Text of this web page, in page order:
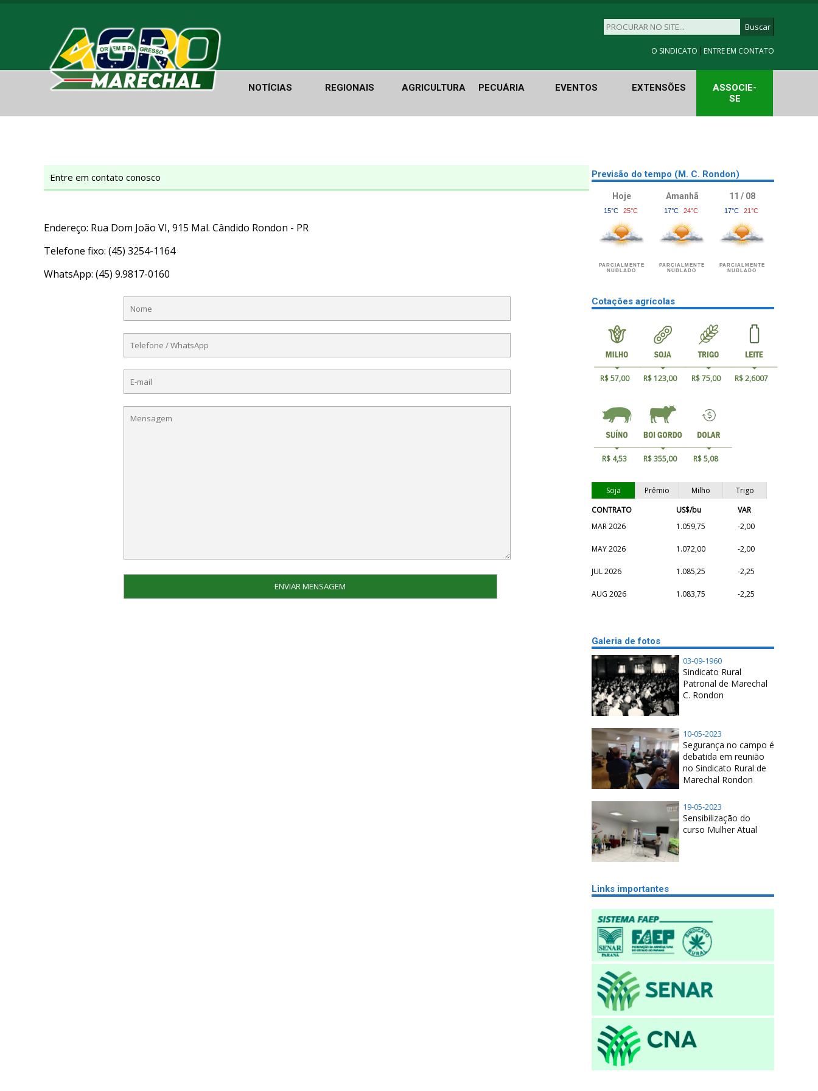
O SINDICATO | ENTRE EM CONTATO
NOTÍCIAS REGIONAIS AGRICULTURA PECUÁRIA EVENTOS EXTENSÕES
ASSOCIE-
SE
Entre em contato conosco
Endereço: Rua Dom João VI, 915 Mal. Cândido Rondon - PR
Telefone fixo: (45) 3254-1164
WhatsApp: (45) 9.9817-0160
Previsão do tempo (M. C. Rondon)
Hoje
15°C 25°C
PARCIALMENTE
NUBLADO
Amanhã
17°C 24°C
PARCIALMENTE
NUBLADO
11 / 08
17°C 21°C
PARCIALMENTE
NUBLADO
Cotações agrícolas
R$ 57,00 R$ 123,00 R$ 75,00 R$ 2,6007
R$ 4,53 R$ 355,00 R$ 5,08
Soja Prêmio Milho
Trigo
CONTRATO
US$/bu
VAR
MAR 2026
1.059,75 -2,00
MAY 2026 1.072,00 -2,00
JUL 2026 1.085,25 -2,25
AUG 2026 1.083,75 -2,25
Galeria de fotos
03-09-1960
Sindicato Rural
Patronal de Marechal
C. Rondon
10-05-2023
Segurança no campo é
debatida em reunião
no Sindicato Rural de
Marechal Rondon
19-05-2023
Sensibilização do
curso Mulher Atual
Links importantes